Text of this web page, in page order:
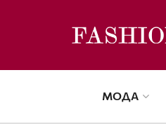
МОДА